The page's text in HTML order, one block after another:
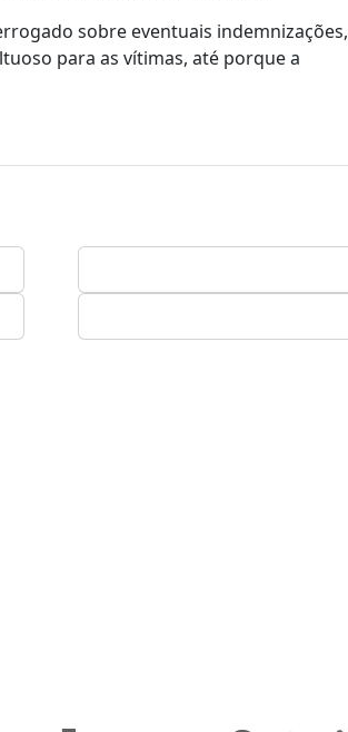
sobre eventuais indemnizações,
para as vítimas, até porque a